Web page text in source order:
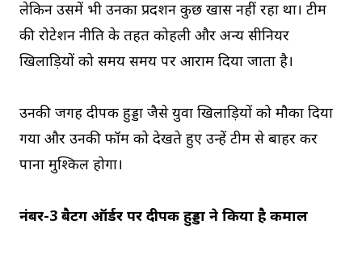
लेकिन उसमें भी उनका प्रदर्शन कुछ खास नहीं रहा था। टीम
की रोटेशन नीति के तहत कोहली और अन्य सीनियर
खिलाड़ियों को समय समय पर आराम दिया जाता है।
उनकी जगह दीपक हुड्डा जैसे युवा खिलाड़ियों को मौका दिया
गया और उनकी फॉर्म को देखते हुए उन्हें टीम से बाहर कर
पाना मुश्किल होगा।
नंबर-3 बैटिंग ऑर्डर पर दीपक हुड्डा ने किया है कमाल